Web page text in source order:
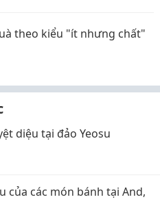
theo kiểu "ít nhưng chất"
diệu tại đảo Yeosu
của các món bánh tại And,